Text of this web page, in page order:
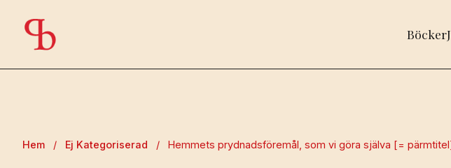
Böcker
Hem / Ej Kategoriserad / Hemmets prydnadsföremål, som vi göra själva [=